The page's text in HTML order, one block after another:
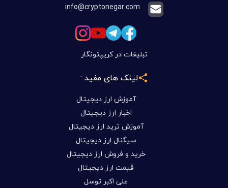
info@cryptonegar.com
تبلیغات در کریپتونگار
لینک های مفید :
آموزش ارز دیجیتال
اخبار ارز دیجیتال
آموزش ترید ارز دیجیتال
سیگنال ارز دیجیتال
خرید و فروش ارز دیجیتال
قیمت ارز دیجیتال
علی اکبر توسل